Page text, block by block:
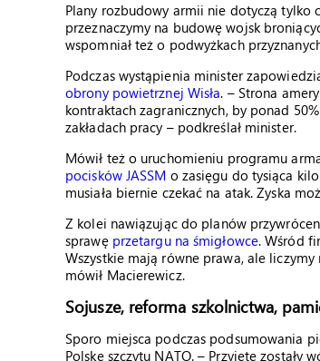
Plany rozbudowy armii nie dotyczą tylko
przeznaczymy na budowę wojsk
wspomniał też o podwyżkach
Podczas wystąpienia minister
obrony powietrznej Wisła. – Strona
kontraktach zagranicznych, by ponad
zakładach pracy – podkreślał minister.
Mówił też o uruchomieniu programu
pocisków JASSM o zasięgu do tysiąca
musiała biernie czekać na atak. Zyska
Z kolei nawiązując do planów
sprawę przetargu na śmigłowce. Wśród
Wszystkie mają równe prawa, ale
mówił Macierewicz.
Sojusze, reforma szkolnictwa,
Sporo miejsca podczas podsumowania
Polskę szczytu NATO. – Przyjęte